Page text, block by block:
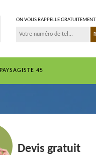
ON VOUS RAPPELLE GRATUITEMENT
PAYSAGISTE 45
Devis gratuit